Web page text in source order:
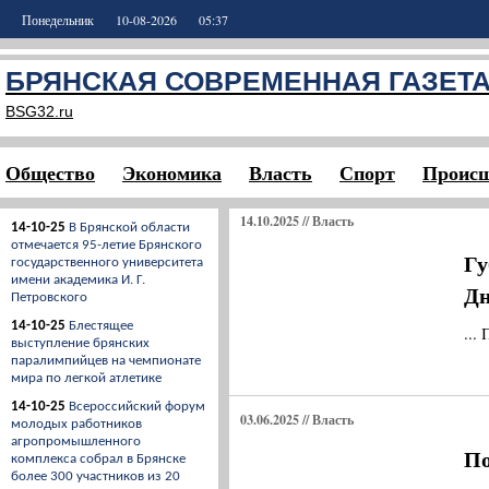
Понедельник 10-08-2026 05:37
БРЯНСКАЯ СОВРЕМЕННАЯ
BSG32.ru
Общество Экономика Власть Спорт
14-10-25 В Брянской области
отмечается 95-летие Брянского
государственного университета
имени академика И. Г.
Петровского
14-10-25 Блестящее
выступление брянских
паралимпийцев на чемпионате
мира по легкой атлетике
14-10-25 Всероссийский форум
молодых работников
агропромышленного
комплекса собрал в Брянске
более 300 участников из 20
14.10.2025 // Власть
...
03.06.2025 // Власть